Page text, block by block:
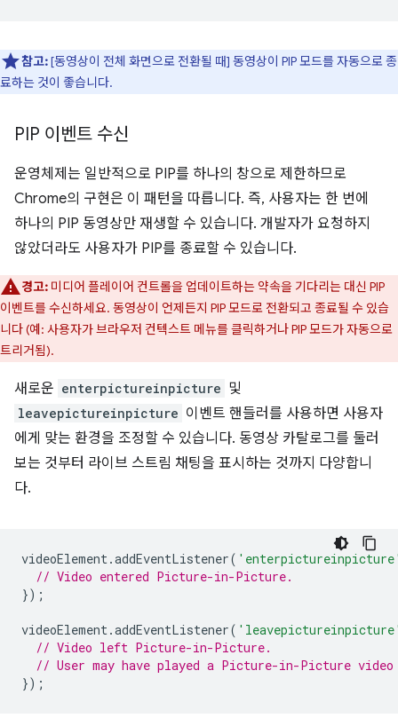
참고:[동영상이 전체 화면으로 전환될 때] 동영상이 PIP 모드를 자동으로 종
료하는 것이 좋습니다.
PIP 이벤트 수신
운영체제는 일반적으로 PIP를 하나의 창으로 제한하므로
Chrome의 구현은 이 패턴을 따릅니다. 즉, 사용자는 한 번에
하나의 PIP 동영상만 재생할 수 있습니다. 개발자가 요청하지
않았더라도 사용자가 PIP를 종료할 수 있습니다.
경고: 미디어 플레이어 컨트롤을 업데이트하는 약속을 기다리는 대신 PIP
이벤트를 수신하세요. 동영상이 언제든지 PIP 모드로 전환되고 종료될 수 있습
니다 (예: 사용자가 브라우저 컨텍스트 메뉴를 클릭하거나 PIP 모드가 자동으로
트리거됨).
새로운 enterpictureinpicture 및
leavepictureinpicture 이벤트 핸들러를 사용하면 사용자
에게 맞는 환경을 조정할 수 있습니다. 동영상 카탈로그를 둘러
보는 것부터 라이브 스트림 채팅을 표시하는 것까지 다양합니
다.
videoElement.addEventListener(
// Video entered Picture-in-Picture.
});
videoElement.addEventListener(
// Video left Picture-in-Picture.
// User may have played a Picture-in-Picture
});